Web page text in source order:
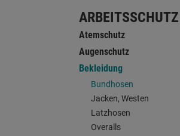
ARBEITSSCHUTZ
Atemschutz
Augenschutz
Bekleidung
Bundhosen
Jacken, Westen
Latzhosen
Overalls